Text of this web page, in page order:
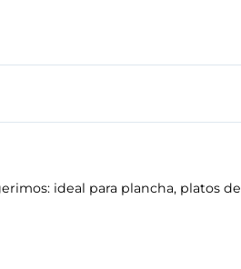
ideal para plancha, platos de